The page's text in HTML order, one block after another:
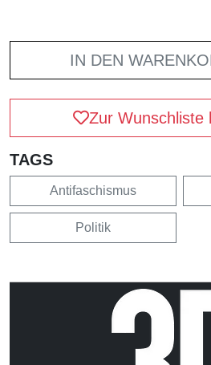
IN DEN
Zur Wunschliste
TAGS
Antifaschismus
Politik